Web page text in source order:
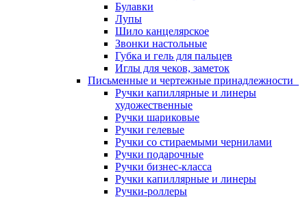
Булавки
Лупы
Шило канцелярское
Звонки настольные
Губка и гель для пальцев
Иглы для чеков, заметок
Письменные и чертежные принадлежности
Ручки капиллярные и линеры
художественные
Ручки шариковые
Ручки гелевые
Ручки со стираемыми чернилами
Ручки подарочные
Ручки бизнес-класса
Ручки капиллярные и линеры
Ручки-роллеры